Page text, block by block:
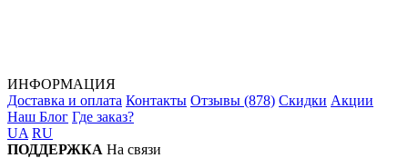
ИНФОРМАЦИЯ
Доставка и оплата Контакты Отзывы (878) Скидки Акции
Наш Блог Где заказ?
UA RU
ПОДДЕРЖКА На связи